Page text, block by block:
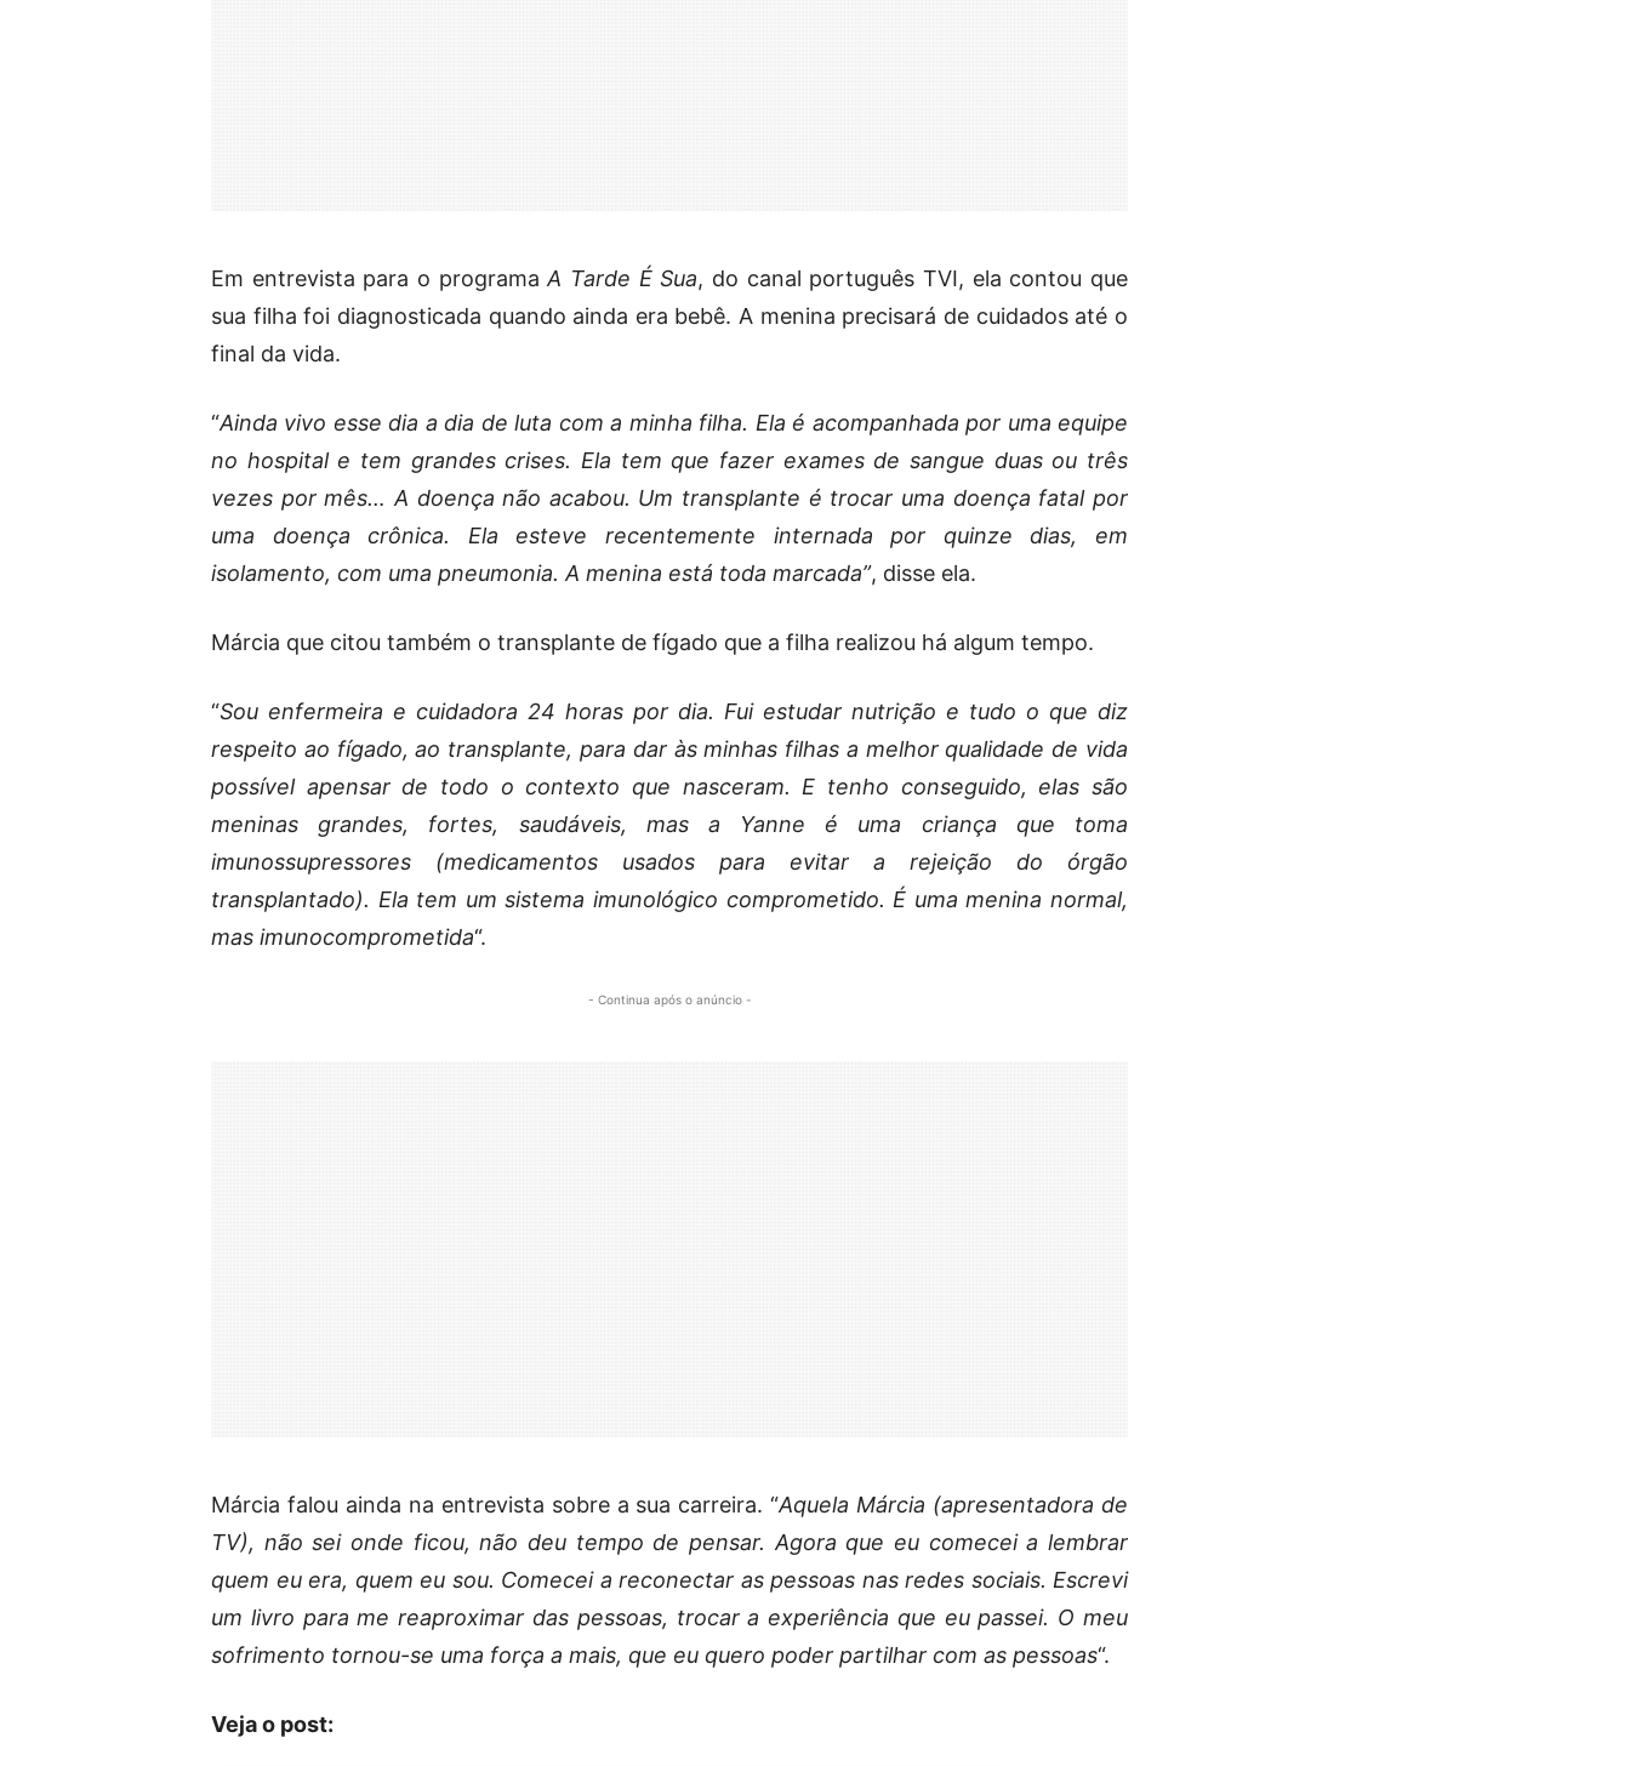
Em entrevista para o programaA Tarde É Sua, do canal português TVI, ela contou que
sua filha foi diagnosticada quando ainda era bebê. A menina precisará de cuidados até o
final da vida.
“Ainda vivo esse dia a dia de luta com a minha filha. Ela é acompanhada por uma equipe
no hospital e tem grandes crises. Ela tem que fazer exames de sangue duas ou três
vezes por mês… A doença não acabou. Um transplante é trocar uma doença fatal por
uma doença crônica. Ela esteve recentemente internada por quinze dias, em
isolamento, com uma pneumonia. A menina está toda marcada”, disse ela.
Márcia que citou também o transplante de fígado que a filha realizou há algum tempo.
“Sou enfermeira e cuidadora 24 horas por dia. Fui estudar nutrição e tudo o que diz
respeito ao fígado, ao transplante, para dar às minhas filhas a melhor qualidade de vida
possível apensar de todo o contexto que nasceram. E tenho conseguido, elas são
meninas grandes, fortes, saudáveis, mas a Yanne é uma criança que toma
imunossupressores (medicamentos usados para evitar a rejeição do órgão
transplantado). Ela tem um sistema imunológico comprometido. É uma menina normal,
mas imunocomprometida“.
- Continua após o anúncio -
Márcia falou ainda na entrevista sobre a sua carreira. “Aquela Márcia (apresentadora de
TV), não sei onde ficou, não deu tempo de pensar. Agora que eu comecei a lembrar
quem eu era, quem eu sou. Comecei a reconectar as pessoas nas redes sociais. Escrevi
um livro para me reaproximar das pessoas, trocar a experiência que eu passei. O meu
sofrimento tornou-se uma força a mais, que eu quero poder partilhar com as pessoas“.
Veja o post: